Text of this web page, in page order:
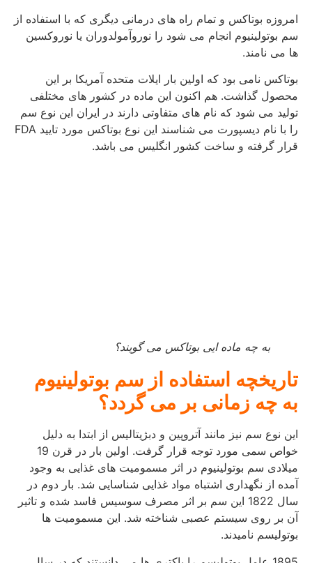
امروزه بوتاکس و تمام راه های درمانی دیگری که با استفاده از
سم بوتولینیوم انجام می شود را نوروآمولدوران یا نوروکسین
ها می نامند.
بوتاکس نامی بود که اولین بار ایلات متحده آمریکا بر این
محصول گذاشت. هم اکنون این ماده در کشور های مختلفی
تولید می شود که نام های متفاوتی دارند در ایران این نوع سم
را با نام دیسپورت می شناسند این نوع بوتاکس مورد تایید FDA
قرار گرفته و ساخت کشور انگلیس می باشد.
به چه ماده ایی بوتاکس می گویند؟
تاریخچه استفاده از سم بوتولینیوم
به چه زمانی بر می گردد؟
این نوع سم نیز مانند آتروپین و دبژیتالیس از ابتدا به دلیل
خواص سمی مورد توجه قرار گرفت. اولین بار در قرن 19
میلادی سم بوتولینیوم در اثر مسمومیت های غذایی به وجود
آمده از نگهداری اشتباه مواد غذایی شناسایی شد. بار دوم در
سال 1822 این سم بر اثر مصرف سوسیس فاسد شده و تاثیر
آن بر روی سیستم عصبی شناخته شد. این مسمومیت ها
بوتولیسم نامیدند.